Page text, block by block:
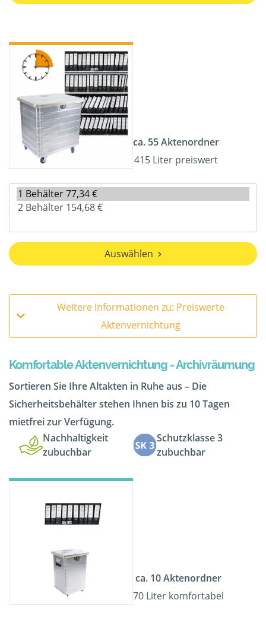
ca. 55 Aktenordner
415 Liter preiswert
Auswählen
Weitere Informationen zu: Preiswerte
Aktenvernichtung
Komfortable Aktenvernichtung - Archivräumung
Sortieren Sie Ihre Altakten in Ruhe aus – Die
Sicherheitsbehälter stehen Ihnen bis zu 10 Tagen
mietfrei zur Verfügung.
Nachhaltigkeit
zubuchbar
Schutzklasse 3
zubuchbar
ca. 10 Aktenordner
70 Liter komfortabel